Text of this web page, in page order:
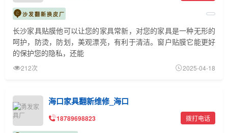
沙发翻新换皮厂
长沙家具贴膜他可以让您的家具常新，对您的家具是一种无形的
呵护，防烫，防划，美观漂亮，有利于清洁。窗户贴膜它能更好
的保护您的隐私，还能
212次 2025-04-18
海口家具翻新维修_海口
18789698823 拨打电话